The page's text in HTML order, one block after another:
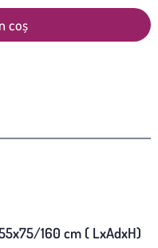
coș
160 cm ( LxAdxH)